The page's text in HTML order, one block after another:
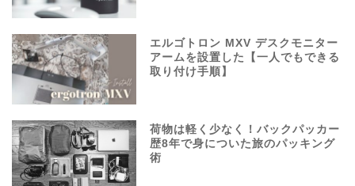
エルゴトロン MXV デスクモニター
アームを設置した【一人でもできる
取り付け手順】
荷物は軽く少なく！バックパッカー
歴8年で身についた旅のパッキング
術